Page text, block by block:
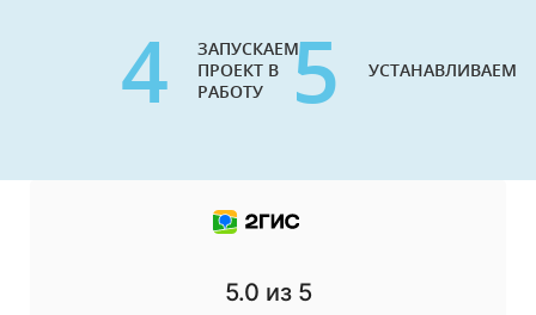
4
ЗАПУСКАЕМ
ПРОЕКТ В
РАБОТУ
5 УСТАНАВЛИВАЕМ
5.0 из 5